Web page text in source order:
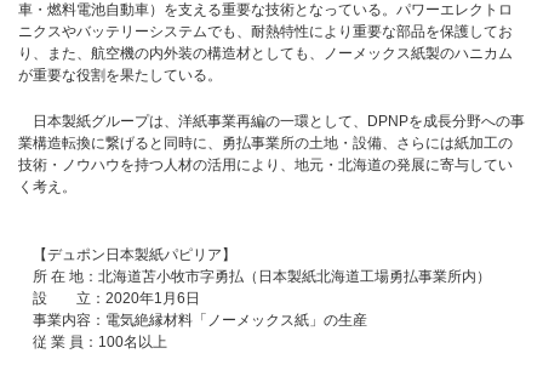
車・燃料電池自動車）を支える重要な技術となっている。パワーエレクトロ
ニクスやバッテリーシステムでも、耐熱特性により重要な部品を保護してお
り、また、航空機の内外装の構造材としても、ノーメックス紙製のハニカム
が重要な役割を果たしている。
日本製紙グループは、洋紙事業再編の一環として、DPNPを成長分野への事
業構造転換に繋げると同時に、勇払事業所の土地・設備、さらには紙加工の
技術・ノウハウを持つ人材の活用により、地元・北海道の発展に寄与してい
く考え。
【デュポン日本製紙パピリア】
所 在 地：北海道苫小牧市字勇払（日本製紙北海道工場勇払事業所内）
設 立：2020年1月6日
事業内容：電気絶縁材料「ノーメックス紙」の生産
従 業 員：100名以上